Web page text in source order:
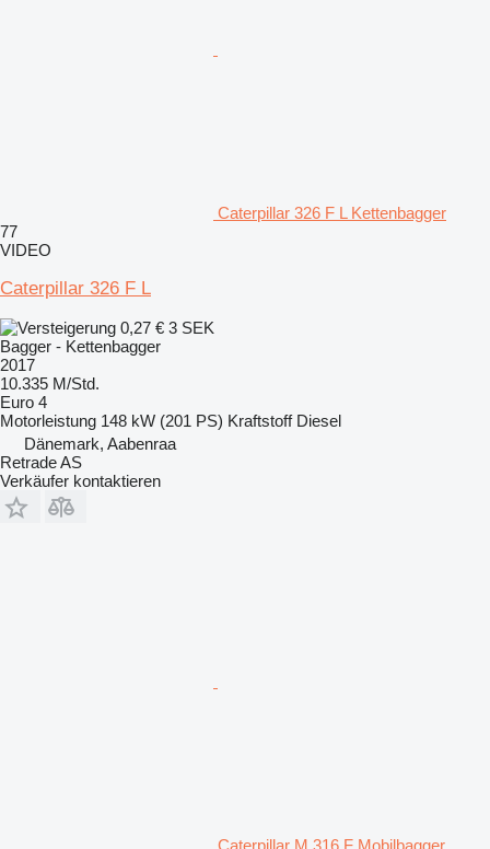
Caterpillar 326 F L Kettenbagger
77
VIDEO
Caterpillar 326 F L
0,27 € 3 SEK
Bagger - Kettenbagger
2017
10.335 M/Std.
Euro 4
Motorleistung 148 kW (201 PS) Kraftstoff Diesel
Dänemark, Aabenraa
Retrade AS
Verkäufer kontaktieren
Caterpillar M 316 F Mobilbagger